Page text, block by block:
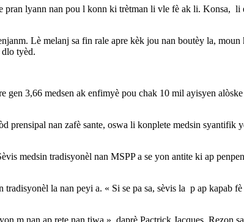
pran lyann nan pou l konn ki trètman li vle fè ak li. Konsa, li
Lè melanj sa fin rale apre kèk jou nan boutèy la,
tyèd.
gen 3,66 medsen ak enfimyè pou chak 10 mil ayisyen
prensipal nan zafè sante, oswa li konplete medsin syantifik
medsin tradisyonèl nan MSPP a se yon antite ki ap
la nan peyi a. « Si se pa sa, sèvis la p ap kapab
m nan ap rete nan tiwa », daprè Pactrick Jacques. Rezon